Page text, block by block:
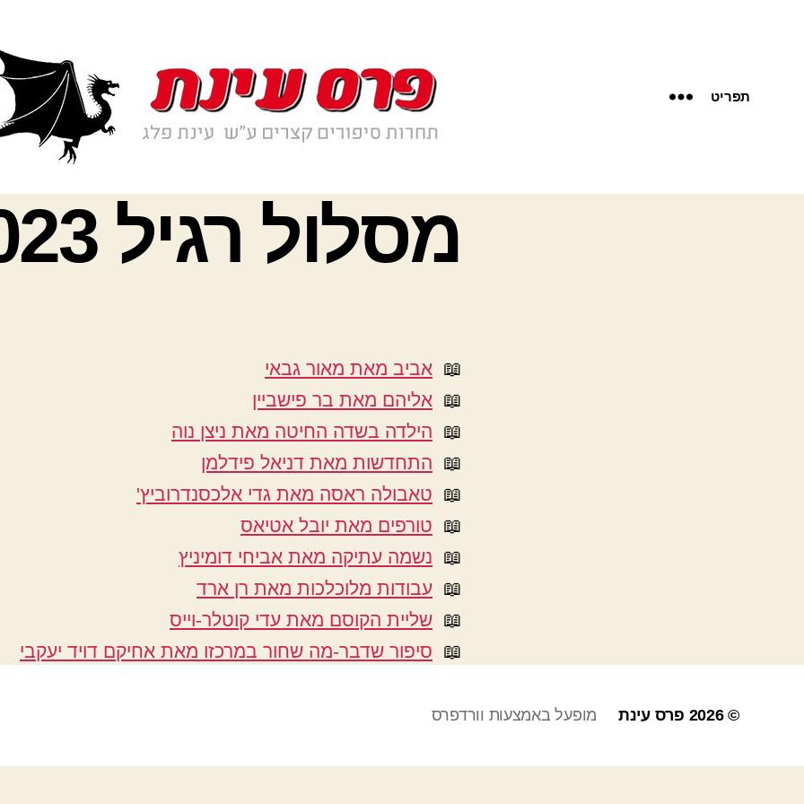
תפריט
מסלול רגיל 2023
אביב מאת מאור גבאי
אליהם מאת בר פישביין
הילדה בשדה החיטה מאת ניצן נוה
התחדשות מאת דניאל פידלמן
טאבולה ראסה מאת גדי אלכסנדרוביץ'
טורפים מאת יובל אטיאס
נשמה עתיקה מאת אביחי דומיניץ
עבודות מלוכלכות מאת רן ארד
שליית הקוסם מאת עדי קוטלר-וייס
סיפור שדבר-מה שחור במרכזו מאת אחיקם דויד יעקבי
© 2026 פרס עינת מופעל באמצעות וורדפרס